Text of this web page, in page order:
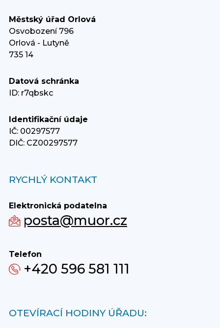
Městský úřad Orlová
Osvobození 796
Orlová - Lutyně
735 14
Datová schránka
ID: r7qbskc
Identifikační údaje
IČ: 00297577
DIČ: CZ00297577
RYCHLÝ KONTAKT
Elektronická podatelna
posta@muor.cz
Telefon
+420 596 581 111
OTEVÍRACÍ HODINY ÚŘADU: